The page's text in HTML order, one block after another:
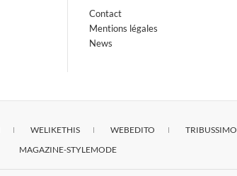
Contact
Mentions légales
News
WELIKETHIS WEBEDITO TRIBUSSIMO
MAGAZINE-STYLEMODE